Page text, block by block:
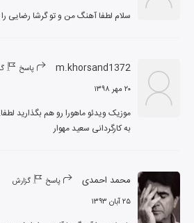
سلام لطفا آهنگ من و تو گرشا رضایی
m.khorsand1372 پاسخ
۲۰ مهر ۱۳۹۸
به کارگردانی سعید مهوار
محمد احمدی پاسخ گزارش
۲۵ آبان ۱۳۹۳